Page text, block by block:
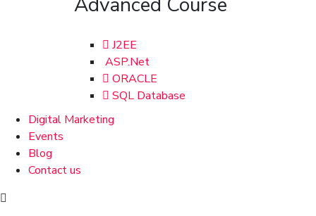
J2EE
ASP.Net
ORACLE
SQL Database
Digital Marketing
Events
Blog
Contact us